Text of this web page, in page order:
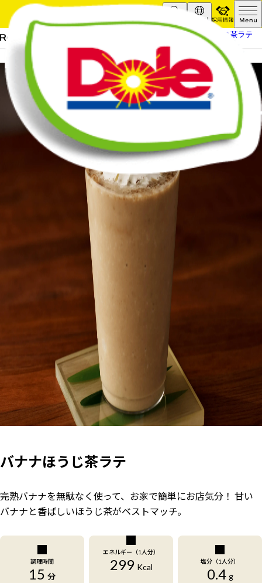
Search Global
採用情報
バナナほうじ茶ラテ
バナナほうじ茶ラテ
完熟バナナを無駄なく使って、お家で簡単にお店気分！ 甘い
バナナと香ばしいほうじ茶がベストマッチ。
調理時間
15 分
エネルギー（1人分）
299 Kcal
塩分（1人分）
0.4 g